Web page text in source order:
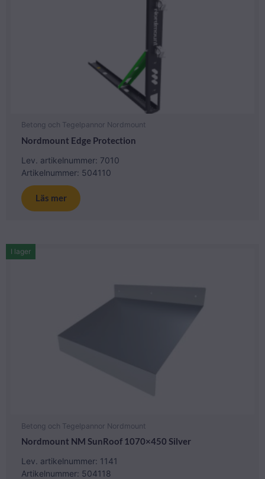
Betong och Tegelpannor Nordmount
Nordmount Edge Protection
Lev. artikelnummer: 7010
Artikelnummer: 504110
Läs mer
Betong och Tegelpannor Nordmount
Nordmount NM SunRoof 1070×450 Silver
Lev. artikelnummer: 1141
Artikelnummer: 504118
I lager